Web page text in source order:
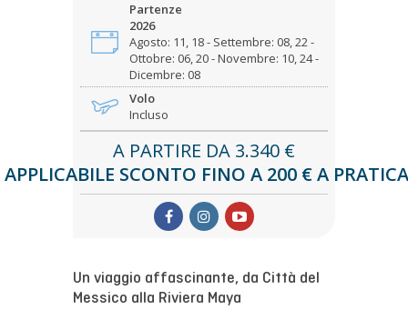
Partenze
2026
Agosto: 11, 18 - Settembre: 08, 22 -
Ottobre: 06, 20 - Novembre: 10, 24 -
Dicembre: 08
Volo
Incluso
A PARTIRE DA 3.340 €
APPLICABILE SCONTO FINO A 200 € A PRATICA
Un viaggio affascinante, da Città del
Messico alla Riviera Maya